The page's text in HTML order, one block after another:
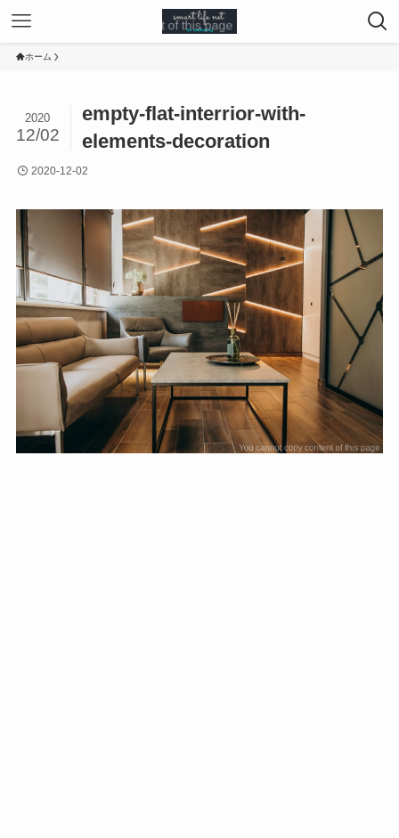
ホーム
empty-flat-interrior-with-
elements-decoration
2020
12/02
2020-12-02